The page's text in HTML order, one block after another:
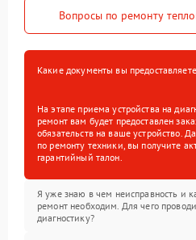
Вопросы по ремонту
Какие документы вы
На этапе приема устройства на
ремонт вам будет предоставлен
обязательств на ваше устройство.
по ремонту техники, вы получите
гарантийный талон.
Я уже знаю в чем неисправность и
ремонт необходим. Для чего
диагностику?